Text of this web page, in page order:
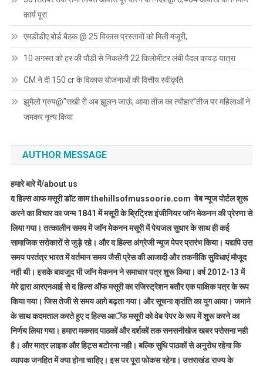
कार्य पूरा
एमडीडीए बोर्ड बैठक @ 25 विकास प्रस्तावों को मिली मंजूरी,
10 अगस्त को हर की पौड़ी से निकलेगी 22 किलोमीटर लंबी पैदल कावड़ यात्रा
CM ने दी 150 cr के विकास योजनाओं की वित्तीय स्वीकृति
झुमैलो ग्रुप@”सखी री अब झूलन जाऊं, आया तीज का त्यौहार”तीज पर महिलाओं ने
जमकर नृत्य किया
AUTHOR MESSAGE
हमारे बारे में/about us
द हिल्स आफ मसूरी डाॅट काम thehillsofmussoorie.com वेब न्यूज पोर्टल शुरू
करने का विचार का जन्म 1841 में मसूरी के ब्रिट्रिश इंजीनियर जाॅन मेकनन की प्रेरणा से
लिया गया। तत्कालीन समय में जाॅन मेकनन मसूरी में पेयजल सुधार के साथ ही कई
सामाजिक सरोकारों से जुड़े रहे। और द हिल्स अंग्रेजी न्यूज पेपर प्रारंभ किया। यद्यपि उस
समय परतंत्र भारत में वर्तमान समय जैसी प्रेस की आजादी और तकनीकि सुविधाएं मौजूद
नही थी। इसके बावजूद भी जाॅन मेकनन ने समाचार पत्र शुरू किया। वर्ष 2012-13 में
मेरे द्वारा आरएनआई से द हिल्स ऑफ मसूरी का रजिस्ट्रेशन बतौर एक पाक्षिक पत्र के रूप
किया गया। जिस तेजी से समय आगे बढ़ता गया। और सूचना क्रांति का युग आया। जमाने
के साथ कदमताल करते हुए द हिल्स आॅफ मसूरी को वेब पेपर के रूप में शुरू करने का
निर्णय लिया गया। हमारा मकसद पाठकों और दर्शकों तक सनसनीखेज खबर परोसना नही
है। और मात्र लाइक और हिट्स बटोरना नही। बल्कि सुधि पाठकों से अनुरोध रहेगा कि
व्यापक जनहित में क्या होना चाहिए। इस पर पूरा फोकस रहेगा। उत्तराखंड राज्य के